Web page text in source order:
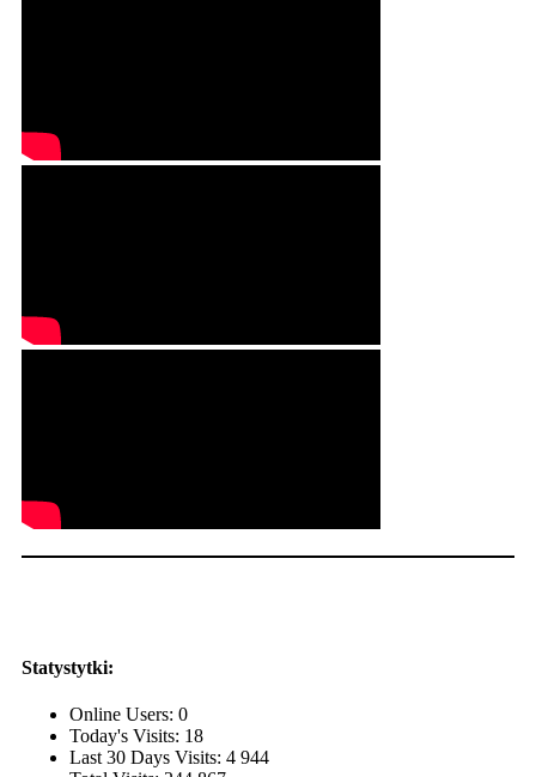
Statystytki:
Online Users: 0
Today's Visits: 18
Last 30 Days Visits: 4 944